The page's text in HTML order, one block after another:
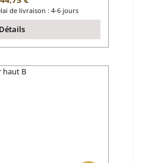
de livraison : 4-6 jours
Détails